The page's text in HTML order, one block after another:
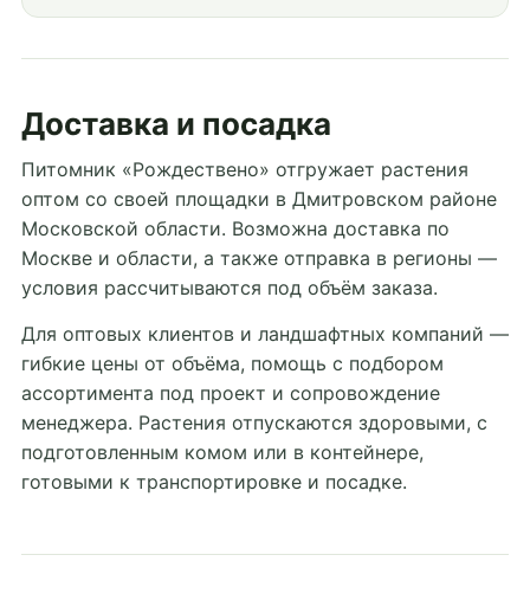
Доставка и посадка
Питомник «Рождествено» отгружает растения
оптом со своей площадки в Дмитровском районе
Московской области. Возможна доставка по
Москве и области, а также отправка в регионы —
условия рассчитываются под объём заказа.
Для оптовых клиентов и ландшафтных компаний —
гибкие цены от объёма, помощь с подбором
ассортимента под проект и сопровождение
менеджера. Растения отпускаются здоровыми, с
подготовленным комом или в контейнере,
готовыми к транспортировке и посадке.